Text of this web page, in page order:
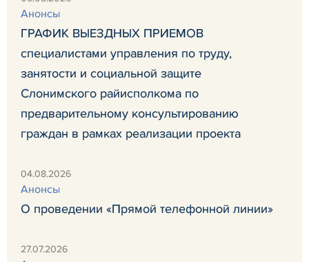
Анонсы
ГРАФИК ВЫЕЗДНЫХ ПРИЕМОВ
специалистами управления по труду,
занятости и социальной защите
Слонимского райисполкома по
предварительному консультированию
граждан в рамках реализации проекта
04.08.2026
Анонсы
О проведении «Прямой телефонной линии»
27.07.2026